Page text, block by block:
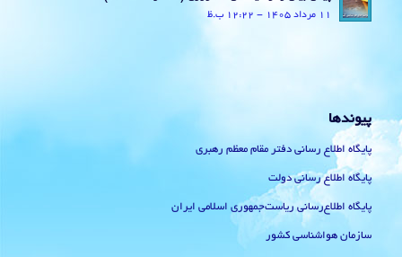
11 مرداد 1405 - 12:22 ب.ظ
پیوندها
پایگاه اطلاع رسانی دفتر مقام معظم رهبری
پایگاه اطلاع رسانی دولت
پایگاه اطلاع‌رسانی ریاست‌جمهوری اسلامی ایران
سازمان هواشناسی کشور